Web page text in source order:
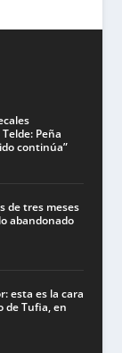
Peña
continúa”
de tres meses
abandonado
esta es la cara
de Tufia, en